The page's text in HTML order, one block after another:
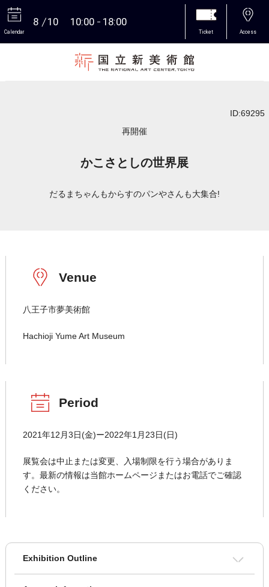
Calendar
8 10 10:00 18:00
Ticket Access
ID:69295
再開催
かこさとしの世界展
だるまちゃんもからすのパンやさんも大集合!
Venue
八王子市夢美術館
Hachioji Yume Art Museum
Period
2021年12月3日(金)ー2022年1月23日(日)
展覧会は中止または変更、入場制限を行う場合がありま
す。最新の情報は当館ホームページまたはお電話でご確認
ください。
Exhibition Outline